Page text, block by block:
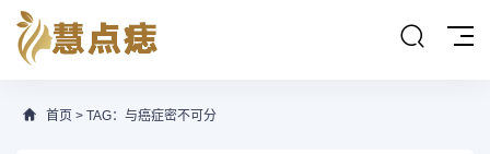
首页 > TAG：与癌症密不可分